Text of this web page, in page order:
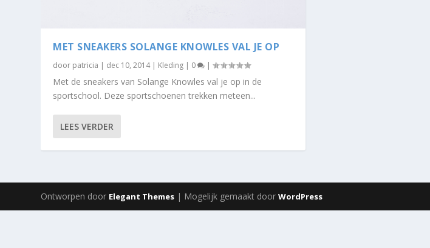
MET SNEAKERS SOLANGE KNOWLES VAL JE OP
door patricia | dec 10, 2014| Kleding | 0 |
Met de sneakers van Solange Knowles val je op in de
sportschool. Deze sportschoenen trekken meteen...
LEES VERDER
Ontworpen door Elegant Themes | Mogelijk gemaakt doorWordPress